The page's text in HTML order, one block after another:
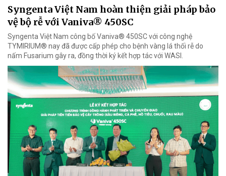
Syngenta Việt Nam hoàn thiện giải pháp bảo
vệ bộ rễ với Vaniva® 450SC
Syngenta Việt Nam công bố Vaniva® 450SC với công nghệ
TYMIRIUM® nay đã được cấp phép cho bệnh vàng lá thối rễ do
nấm Fusarium gây ra, đồng thời ký kết hợp tác với WASI.